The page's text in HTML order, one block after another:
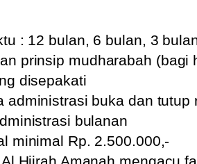
: 12 bulan, 6 bulan, 3
prinsip mudharabah
disepakati
administrasi buka dan tutup
bulanan
minimal Rp. 2.500.000,-